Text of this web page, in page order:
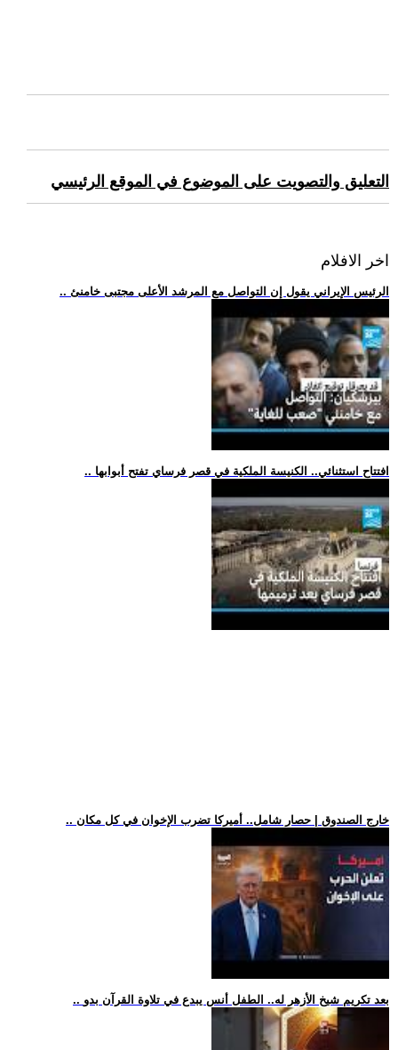
التعليق والتصويت على الموضوع في الموقع الرئيسي
اخر الافلام
.. الرئيس الإيراني يقول إن التواصل مع المرشد الأعلى مجتبى خامنئ
.. افتتاح استثنائي.. الكنيسة الملكية في قصر فرساي تفتح أبوابها
.. خارج الصندوق | حصار شامل.. أميركا تضرب الإخوان في كل مكان
.. بعد تكريم شيخ الأزهر له.. الطفل أنس يبدع في تلاوة القرآن بدو